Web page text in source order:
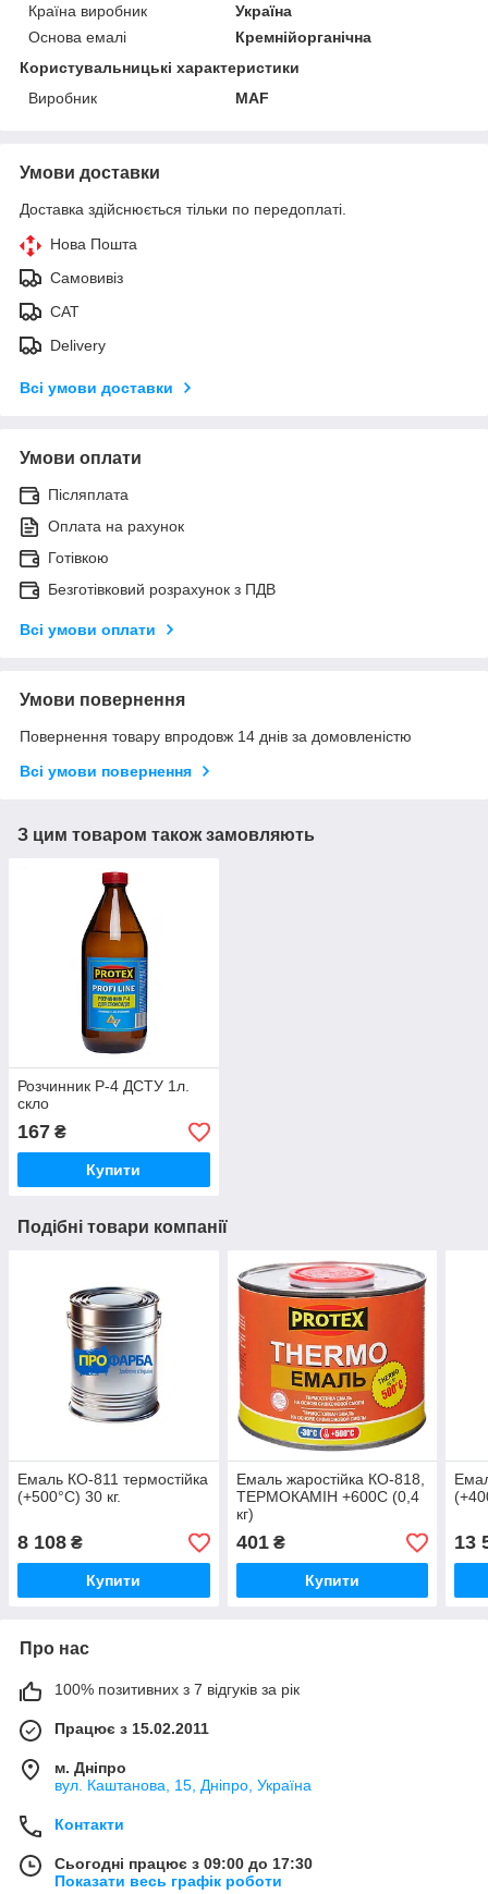
Країна виробник
Україна
Основа емалі
Кремнійорганічна
Користувальницькі характеристики
Виробник
MAF
Умови доставки
Доставка здійснюється тільки по передоплаті.
Нова Пошта
Самовивіз
САТ
Delivery
Всі умови доставки
Умови оплати
Післяплата
Оплата на рахунок
Готівкою
Безготівковий розрахунок з ПДВ
Всі умови оплати
Умови повернення
Повернення товару впродовж 14 днів за домовленістю
Всі умови повернення
З цим товаром також замовляють
Розчинник Р-4 ДСТУ 1л.
скло
167 ₴
Купити
Подібні товари компанії
Емаль КО-811 термостійка
(+500°С) 30 кг.
8 108 ₴
Купити
Емаль жаростійка КО-818,
ТЕРМОКАМІН +600С (0,4
кг)
401₴
Купити
13
Про нас
100% позитивних з 7 відгуків за рік
Працює з 15.02.2011
м. Дніпро
вул. Каштанова, 15, Дніпро, Україна
Контакти
Сьогодні працює з 09:00 до 17:30
Показати весь графік роботи